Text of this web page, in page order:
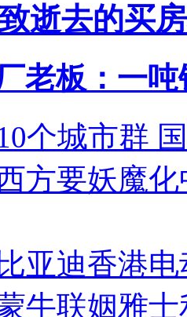
逝去的买
老板：一
个城市群
方要妖魔
比亚迪香港
牛联姻雅